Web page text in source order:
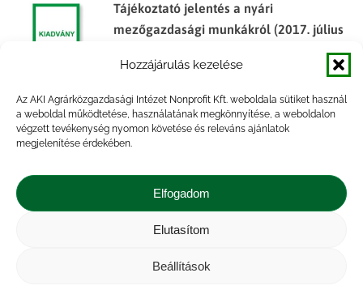
Hozzájárulás kezelése
Az AKI Agrárközgazdasági Intézet Nonprofit Kft. weboldala sütiket használ
a weboldal működtetése, használatának megkönnyítése, a weboldalon
végzett tevékenység nyomon követése és releváns ajánlatok
megjelenítése érdekében.
Elfogadom
Elutasítom
Beállítások
Tájékoztató jelentés a nyári
mezőgazdasági munkákról (2017. július
Tájékoztató jelentés a nyári
mezőgazdasági munkákról (2013.
alapján)
Tájékoztató jelentés a nyári
14-i operatív jelentések alapján)